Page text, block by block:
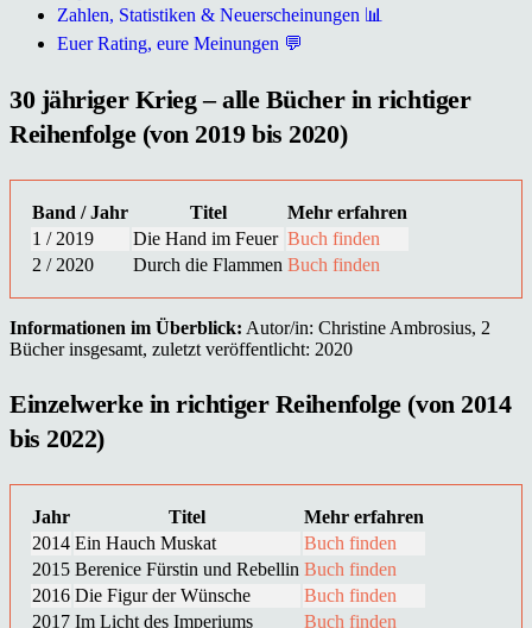
Zahlen, Statistiken & Neuerscheinungen 📊
Euer Rating, eure Meinungen 💬
30 jähriger Krieg – alle Bücher in richtiger
Reihenfolge (von 2019 bis 2020)
Band / Jahr Titel
Mehr erfahren
1 / 2019
Die Hand im Feuer Buch finden
2 / 2020
Durch die Flammen Buch finden
Informationen im Überblick: Autor/in: Christine Ambrosius, 2
Bücher insgesamt, zuletzt veröffentlicht: 2020
Einzelwerke in richtiger Reihenfolge (von 2014
bis 2022)
Jahr Titel
Mehr erfahren
2014 Ein Hauch Muskat
Buch finden
2015 Berenice Fürstin und Rebellin Buch finden
2016 Die Figur der Wünsche
Buch finden
2017 Im Licht des Imperiums
Buch finden